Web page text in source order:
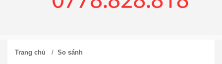
Trang chủ / So sánh